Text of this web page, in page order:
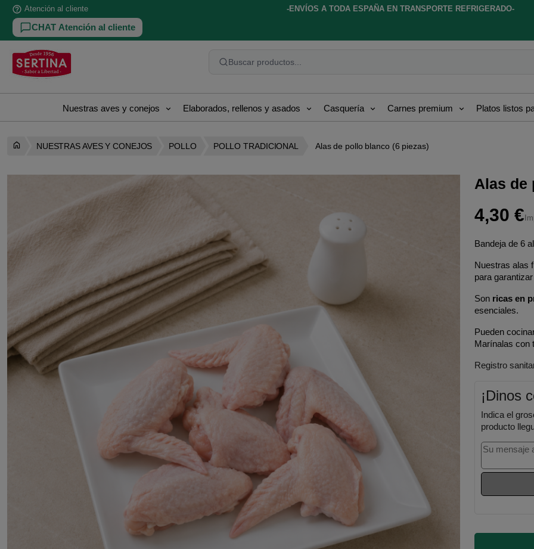
help_outline Atención al cliente
CHAT Atención al cliente
-ENVÍOS A TODA ESPAÑA EN TRANSPORTE REFRIGERADO-
Buscar productos...
Nuestras aves y conejos Elaborados, rellenos y asados Casquería Carnes premium Platos listos
NUESTRAS AVES Y CONEJOS POLLO POLLO TRADICIONAL Alas de pollo blanco (6 piezas)
Alas de
4,30 €
Bandeja de 6
Nuestras alas
para
Son ricas en
esenciales.
Pueden
Marínalas con
Registro
¡Dinos
Indica el
producto